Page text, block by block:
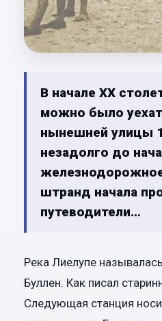
В начале ХХ
можно было
нынешней улицы
незадолго до
штранд начала
путеводители…
Река Лиелупе
Буллен. Как писал
Следующая станция